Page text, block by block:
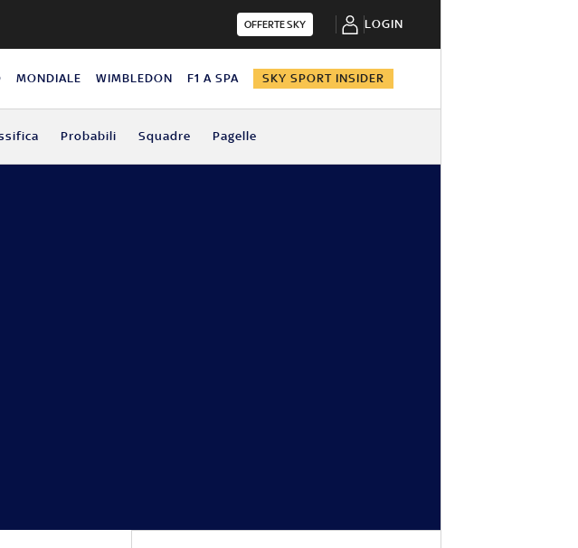
OFFERTE SKY LOGIN
MONDIALE WIMBLEDON F1 A SPA SKY SPORT INSIDER
Probabili Squadre Pagelle